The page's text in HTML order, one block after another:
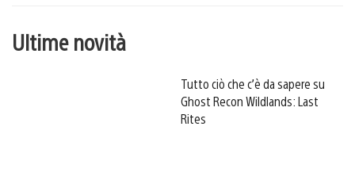
Ultime novità
Tutto ciò che c’è da sapere su
Ghost Recon Wildlands: Last
Rites